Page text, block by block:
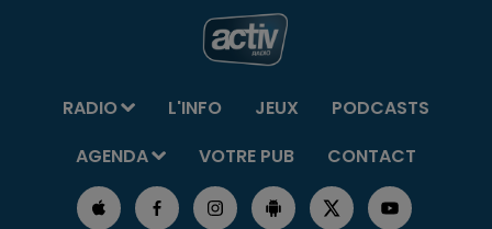
RADIO L'INFO JEUX
PODCASTS
AGENDA
VOTRE PUB CONTACT